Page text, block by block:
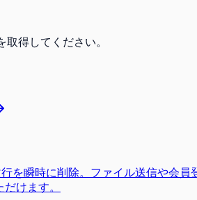
得してください。
を瞬時に削除。ファイル送信や会
けます。